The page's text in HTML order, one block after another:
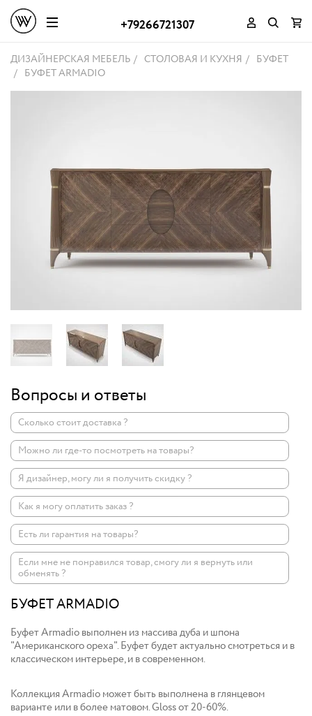
+79266721307
ДИЗАЙНЕРСКАЯ МЕБЕЛЬ СТОЛОВАЯ И КУХНЯ
БУФЕТ
БУФЕТ ARMADIO
Вопросы и ответы
Сколько стоит доставка ?
Можно ли где-то посмотреть на товары?
Я дизайнер, могу ли я получить скидку ?
Как я могу оплатить заказ ?
Есть ли гарантия на товары?
Если мне не понравился товар, смогу ли я вернуть или
обменять ?
БУФЕТ ARMADIO
Буфет Armadio выполнен из массива дуба и шпона
"Американского ореха". Буфет будет актуально смотреться и в
классическом интерьере, и в современном.
Коллекция Armadio может быть выполнена в глянцевом
варианте или в более матовом. Gloss от 20-60%.